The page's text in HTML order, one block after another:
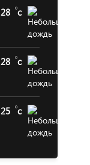
28 c
28 c
25 c